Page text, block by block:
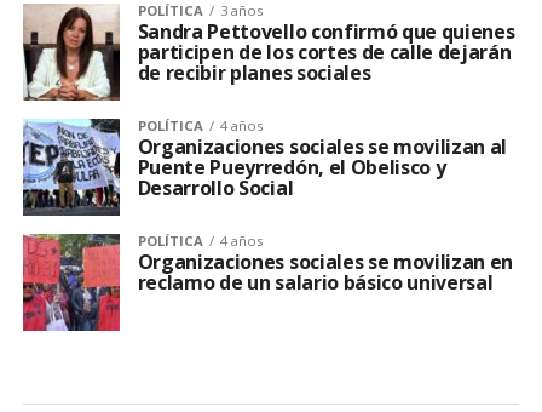
POLÍTICA 3 años
Sandra Pettovello confirmó que quienes
participen de los cortes de calle dejarán
de recibir planes sociales
POLÍTICA 4 años
Organizaciones sociales se movilizan al
Puente Pueyrredón, el Obelisco y
Desarrollo Social
POLÍTICA 4 años
Organizaciones sociales se movilizan en
reclamo de un salario básico universal